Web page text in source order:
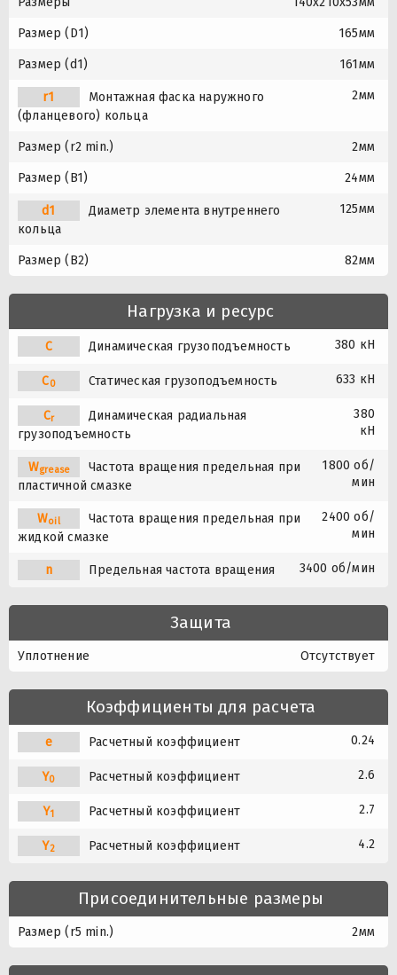
Размер (D1) 165мм
Размер (d1) 161мм
r1
Монтажная фаска наружного
(фланцевого) кольца
2мм
Размер (r2 min.) 2мм
Размер (B1) 24мм
d1
Диаметр элемента внутреннего
кольца
125мм
Размер (B2) 82мм
Нагрузка и ресурс
C Динамическая грузоподъемность 380 кН
C0 Статическая грузоподъемность 633 кН
Cr
Динамическая радиальная
грузоподъемность
380
кН
Wgrease
Частота вращения предельная при
пластичной смазке
1800 об/
мин
Woil
Частота вращения предельная при
жидкой смазке
2400 об/
мин
n Предельная частота вращения 3400 об/мин
Защита
Уплотнение Отсутствует
Коэффициенты для расчета
e Расчетный коэффициент 0.24
Y0 Расчетный коэффициент 2.6
Y1 Расчетный коэффициент 2.7
Y2 Расчетный коэффициент 4.2
Присоединительные размеры
Размер (r5 min.) 2мм